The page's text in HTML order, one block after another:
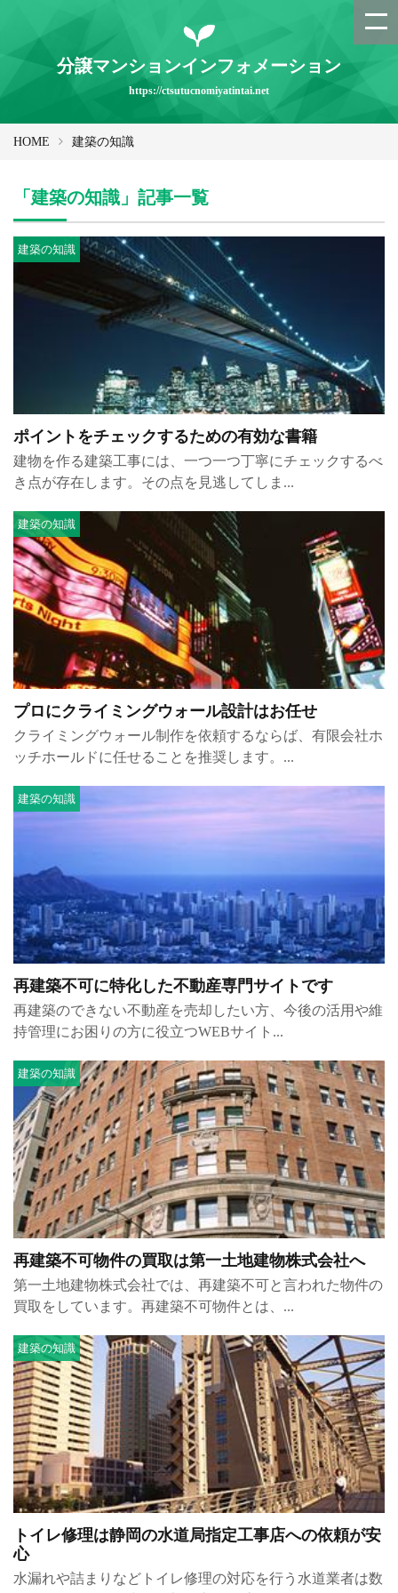
分譲マンションインフォメーション
https://ctsutucnomiyatintai.net
HOME 建築の知識
「建築の知識」記事一覧
ポイントをチェックするための有効な書籍
建築の知識
建物を作る建築工事には、一つ一つ丁寧にチェックするべ
き点が存在します。その点を見逃してしま...
プロにクライミングウォール設計はお任せ
建築の知識
クライミングウォール制作を依頼するならば、有限会社ホ
ッチホールドに任せることを推奨します。...
再建築不可に特化した不動産専門サイトです
建築の知識
再建築のできない不動産を売却したい方、今後の活用や維
持管理にお困りの方に役立つWEBサイト...
再建築不可物件の買取は第一土地建物株式会社へ
建築の知識
第一土地建物株式会社では、再建築不可と言われた物件の
買取をしています。再建築不可物件とは、...
トイレ修理は静岡の水道局指定工事店への依頼が安
心
建築の知識
水漏れや詰まりなどトイレ修理の対応を行う水道業者は数